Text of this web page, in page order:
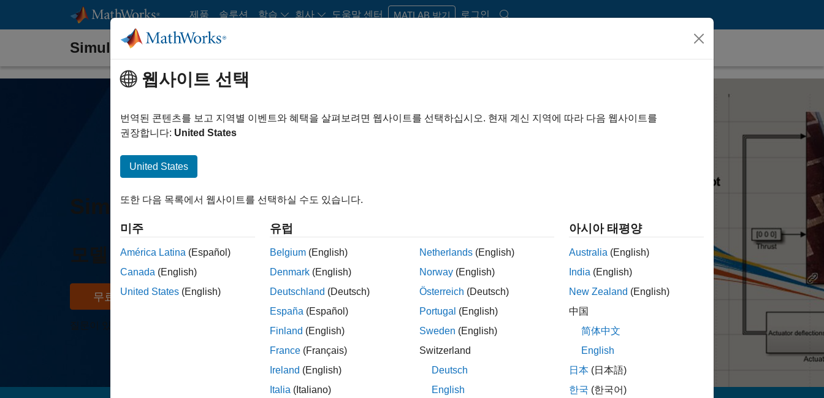
콘텐츠로 바로 가기
제품 솔루션 학습 회사 도움말 센터 MATLAB 받기 로그인
Simulink Control Design
Simulink Control Design
모델 선형화 및 제어 시스템 설계
무료로 사용해 보기 가격 보기
질문이 있으신가요?
웹사이트 선택
번역된 콘텐츠를 보고 지역별 이벤트와 혜택을 살펴보려면 웹사이트를 선택하십시오. 현재 계신 지역에 따라 다음 웹사이트를
권장합니다: United States
United States
또한 다음 목록에서 웹사이트를 선택하실 수도 있습니다.
미주
América Latina (Español)
Canada (English)
United States (English)
유럽
Belgium (English)
Denmark (English)
Deutschland (Deutsch)
España (Español)
Finland (English)
France (Français)
Ireland (English)
Italia (Italiano)
Netherlands (English)
Norway (English)
Österreich (Deutsch)
Portugal (English)
Sweden (English)
Switzerland
Deutsch
English
아시아 태평양
Australia (English)
India (English)
New Zealand (English)
中国
简体中文
English
日本 (日本語)
한국 (한국어)